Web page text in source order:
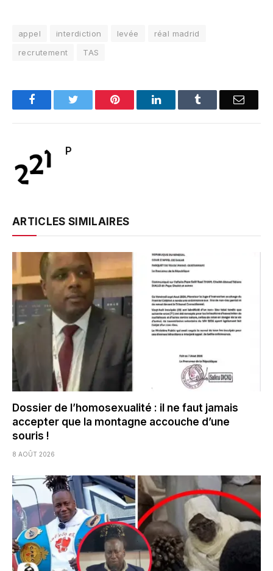
appel interdiction levée
réal madrid
recrutement
TAS
FacebookTwitter Pinterest LinkedInTumblr Email
P
ARTICLES SIMILAIRES
Dossier de l’homosexualité : il ne faut jamais
accepter que la montagne accouche d’une
souris !
8 AOÛT 2026